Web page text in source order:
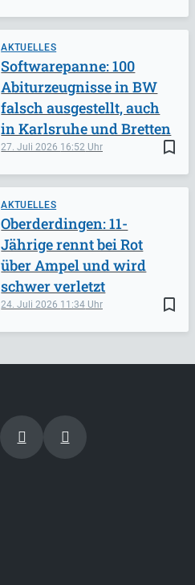
AKTUELLES
bookmark_border
27. Juli 2026 16:52
Softwarepanne: 100
Abiturzeugnisse in BW
falsch ausgestellt, auch
in Karlsruhe und Bretten
AKTUELLES
bookmark_border
24. Juli 2026 11:34
Oberderdingen: 11-
Jährige rennt bei Rot
über Ampel und wird
schwer verletzt